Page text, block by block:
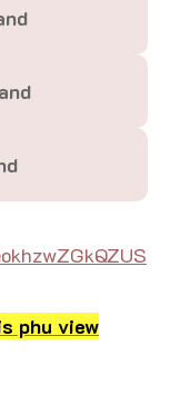
phu view